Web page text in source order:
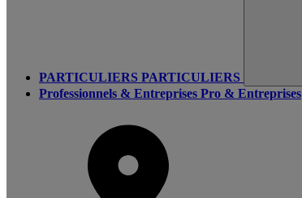
PARTICULIERS PARTICULIERS
Professionnels & Entreprises Pro & Entreprises